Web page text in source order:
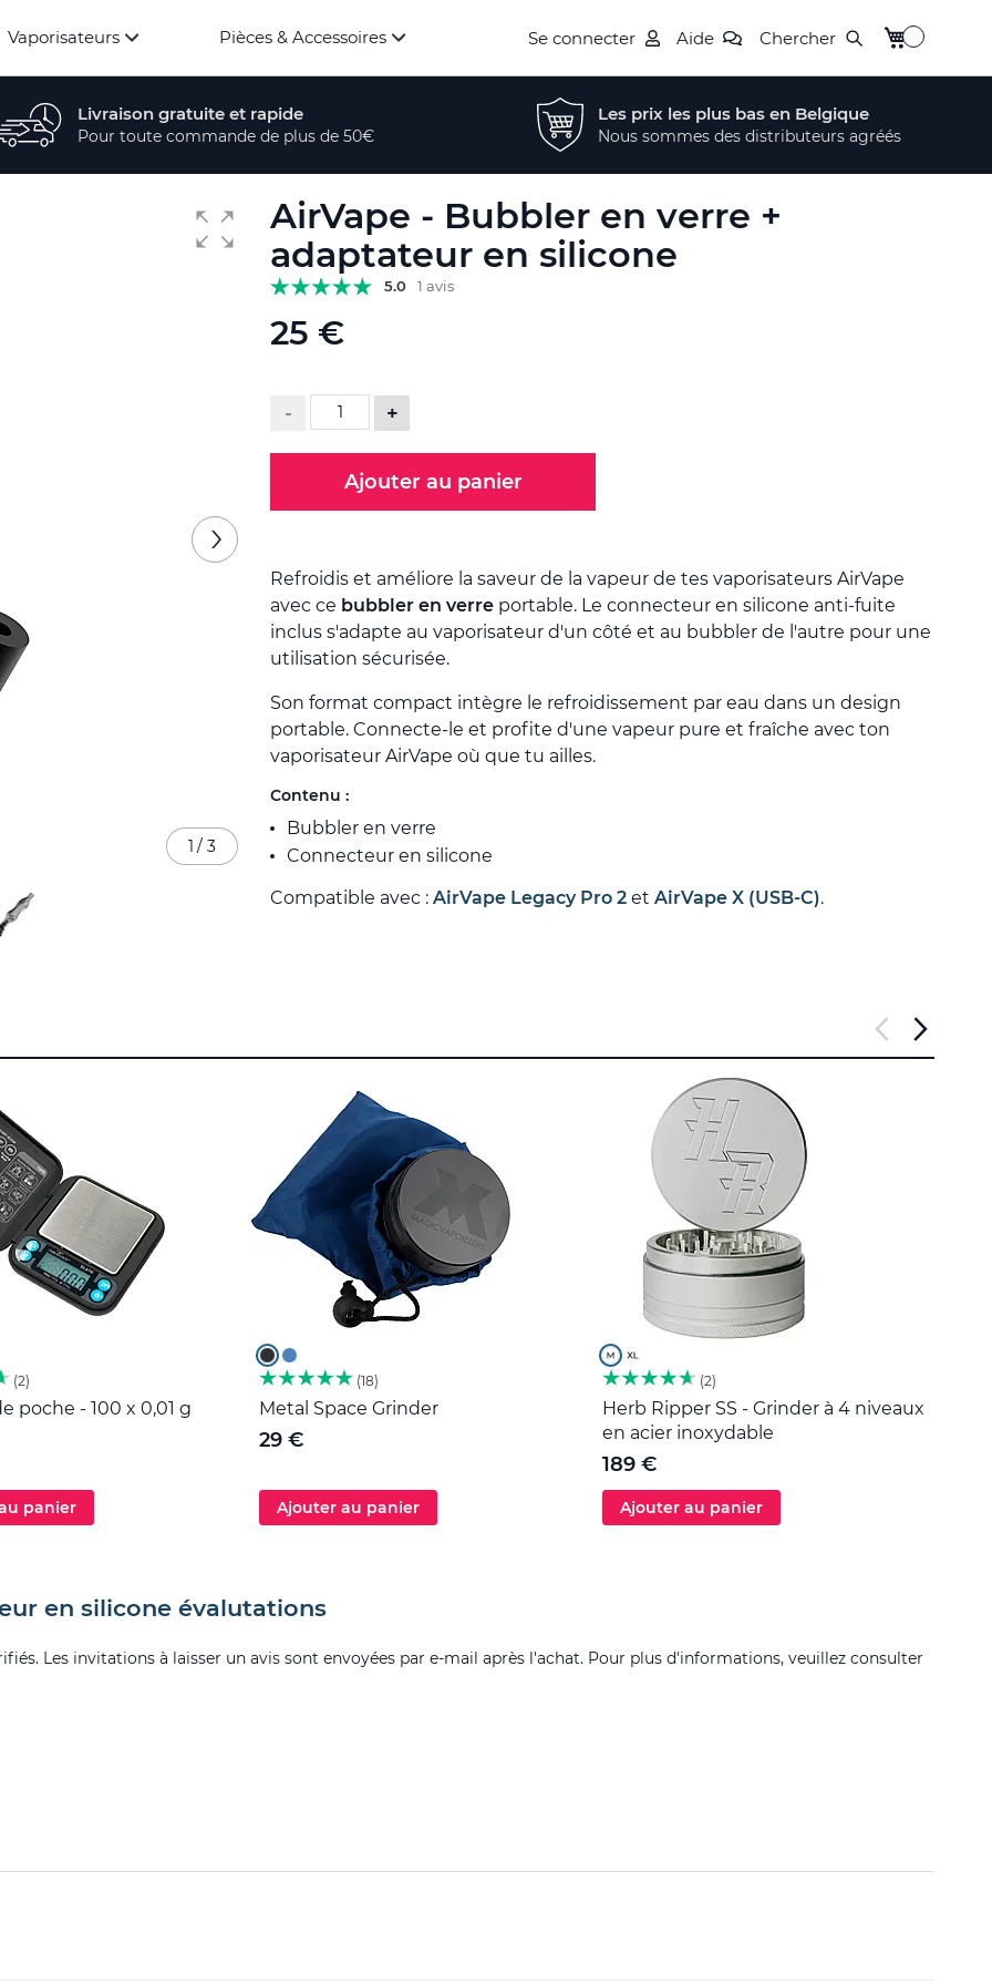
Vaporisateurs Pièces & Accessoires Se connecter Aide Chercher Mon panier
Livraison gratuite et rapide
Pour toute commande de plus de 50€
Les prix les plus bas en Belgique
Nous sommes des distributeurs agréés
AirVape - Bubbler en verre +
adaptateur en silicone
5.0 1 avis
25 €
- +
Ajouter au panier
Refroidis et améliore la saveur de la vapeur de tes vaporisateurs AirVape
avec ce bubbler en verre portable. Le connecteur en silicone anti-fuite
inclus s'adapte au vaporisateur d'un côté et au bubbler de l'autre pour une
utilisation sécurisée.
Son format compact intègre le refroidissement par eau dans un design
portable. Connecte-le et profite d'une vapeur pure et fraîche avec ton
vaporisateur AirVape où que tu ailles.
Contenu :
Bubbler en verre
Connecteur en silicone
Compatible avec : AirVape Legacy Pro 2 et AirVape X (USB-C).
1 / 3
2
poche - 100 x 0,01 g
panier
18
Metal Space Grinder
29 €
Ajouter au panier
2
Herb Ripper SS - Grinder à 4 niveaux
en acier inoxydable
189 €
Ajouter au panier
en silicone évalutations
Les invitations à laisser un avis sont envoyées par e-mail après l'achat. Pour plus d'informations, veuillez consulter